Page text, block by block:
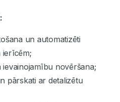
un automatizēti
ierīcēm;
novēršana;
pārskati ar detalizētu